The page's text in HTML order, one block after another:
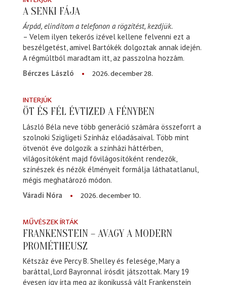
A SENKI FÁJA
Árpád, elindítom a telefonon a rögzítést, kezdjük.
– Velem ilyen tekerős izével kellene felvenni ezt a
beszélgetést, amivel Bartókék dolgoztak annak idején.
A régmúltból maradtam itt, az passzolna hozzám.
Bérczes László
2026. december 28.
INTERJÚK
ÖT ÉS FÉL ÉVTIZED A FÉNYBEN
László Béla neve több generáció számára összeforrt a
szolnoki Szigligeti Színház előadásaival. Több mint
ötvenöt éve dolgozik a színházi háttérben,
világosítóként majd fővilágosítóként rendezők,
színészek és nézők élményeit formálja láthatatlanul,
mégis meghatározó módon.
Váradi Nóra
2026. december 10.
MŰVÉSZEK ÍRTÁK
FRANKENSTEIN – AVAGY A MODERN
PROMÉTHEUSZ
Kétszáz éve Percy B. Shelley és felesége, Mary a
baráttal, Lord Bayronnal írósdit játszottak. Mary 19
évesen így írta meg az ikonikussá vált Frankenstein